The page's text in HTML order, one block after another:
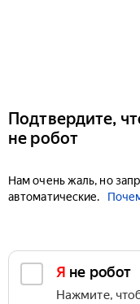
Подтвердите,
не робот
Нам очень жаль, но
автоматические.
Я не робот
Нажмите,